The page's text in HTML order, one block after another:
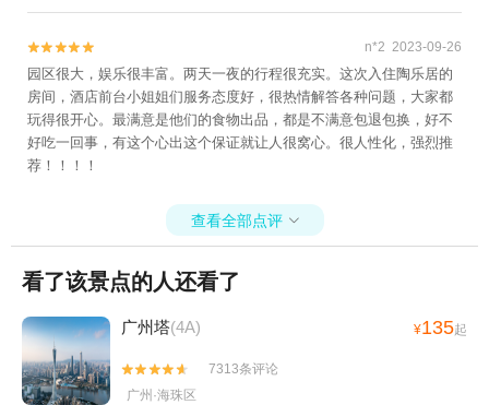

 n*2 2023-09-26
园区很大，娱乐很丰富。两天一夜的行程很充实。这次入住陶乐居的
房间，酒店前台小姐姐们服务态度好，很热情解答各种问题，大家都
玩得很开心。最满意是他们的食物出品，都是不满意包退包换，好不
好吃一回事，有这个心出这个保证就让人很窝心。很人性化，强烈推
荐！！！！
查看全部点评 
看了该景点的人还看了
广州塔(4A) ¥135起


7313条评论
广州·海珠区